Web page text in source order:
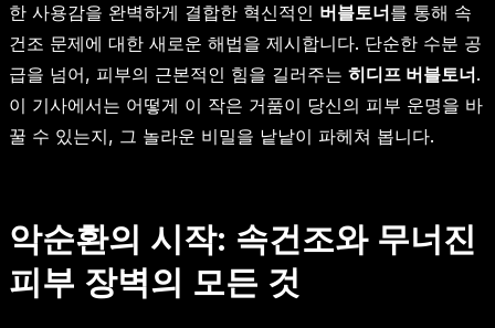
한 사용감을 완벽하게 결합한 혁신적인 버블토너를 통해 속
건조 문제에 대한 새로운 해법을 제시합니다. 단순한 수분 공
급을 넘어, 피부의 근본적인 힘을 길러주는 히디프 버블토너.
이 기사에서는 어떻게 이 작은 거품이 당신의 피부 운명을 바
꿀 수 있는지, 그 놀라운 비밀을 낱낱이 파헤쳐 봅니다.
악순환의 시작: 속건조와 무너진
피부 장벽의 모든 것